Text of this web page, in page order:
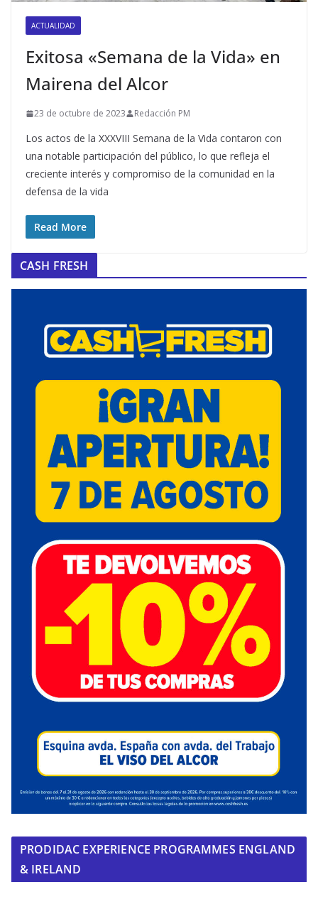
ACTUALIDAD
Exitosa «Semana de la Vida» en
Mairena del Alcor
23 de octubre de 2023 Redacción PM
Los actos de la XXXVIII Semana de la Vida contaron con
una notable participación del público, lo que refleja el
creciente interés y compromiso de la comunidad en la
defensa de la vida
Read More
CASH FRESH
PRODIDAC EXPERIENCE PROGRAMMES ENGLAND
& IRELAND